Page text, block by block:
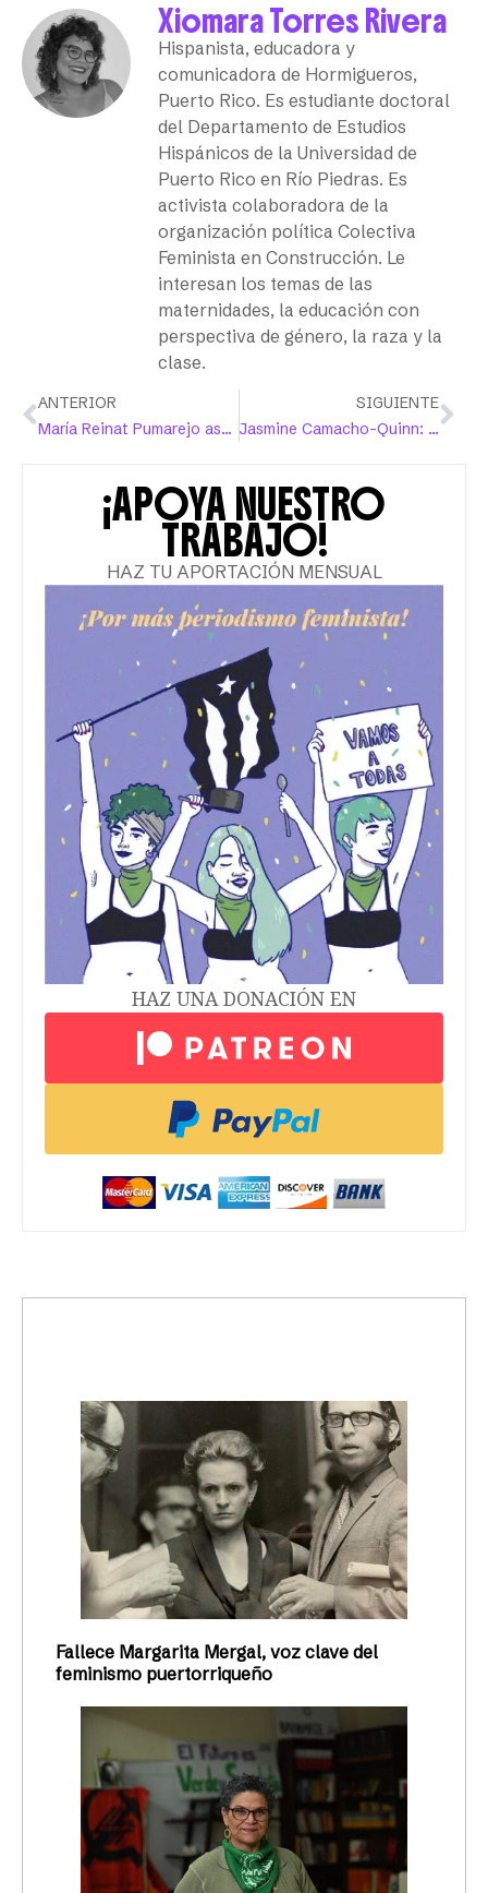
Xiomara Torres Rivera
Hispanista, educadora y
comunicadora de Hormigueros,
Puerto Rico. Es estudiante doctoral
del Departamento de Estudios
Hispánicos de la Universidad de
Puerto Rico en Río Piedras. Es
activista colaboradora de la
organización política Colectiva
Feminista en Construcción. Le
interesan los temas de las
maternidades, la educación con
perspectiva de género, la raza y la
clase.
ANTERIOR
María Reinat Pumarejo asume su rol en el antirracismo
SIGUIENTE
Jasmine Camacho-Quinn: “Soy negra y soy puertorriqueña”
¡APOYA NUESTRO
TRABAJO!
HAZ TU APORTACIÓN MENSUAL
HAZ UNA DONACIÓN EN
Fallece Margarita Mergal, voz clave del
feminismo puertorriqueño